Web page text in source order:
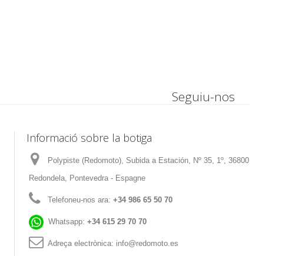
Seguiu-nos
Informació sobre la botiga
Polypiste (Redomoto), Subida a Estación, Nº 35, 1º, 36800
Redondela, Pontevedra - Espagne
Telefoneu-nos ara: +34 986 65 50 70
Whatsapp: +34 615 29 70 70
Adreça electrònica: info@redomoto.es